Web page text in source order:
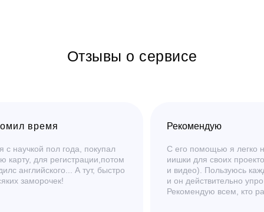
Рекомендую
С его помощью я легко
иишки для своих
и видео). Пользуюсь
и он действительно
Рекомендую всем, кто
с научкой пол года, покупал
карту, для регистрации,потом
английского... А тут, быстро
заморочек!
время
Отзывы о сервисе